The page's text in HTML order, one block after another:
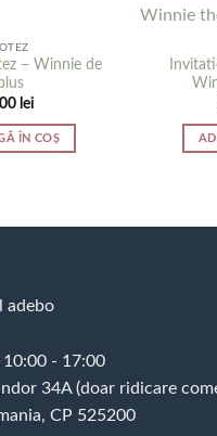
– Winnie de
lei
ÎN COȘ
10:00 - 17:00
34A (doar ridicare
CP 525200